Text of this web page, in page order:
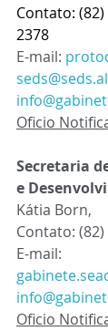
Contato: (82)
2378
E-mail:
Oficio
Secretaria
e
Kátia Born,
Contato:
E-mail:
Oficio